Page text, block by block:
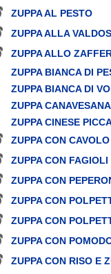
ZUPPA AL PESTO
ZUPPA ALLA
ZUPPA ALLO
ZUPPA BIANCA DI
ZUPPA BIANCA DI
ZUPPA CANAVESANA
ZUPPA CINESE
ZUPPA CON
ZUPPA CON
ZUPPA CON
ZUPPA CON
ZUPPA CON
ZUPPA CON
ZUPPA CON RISO E